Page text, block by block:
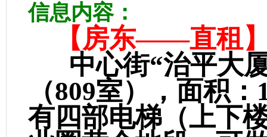
信息内容：
【房东——直租
中心街“治平大
（809室），面积
有四部电梯（上下